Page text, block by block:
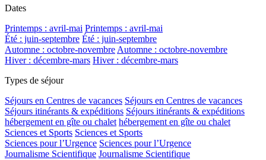
Dates
Printemps : avril-mai Printemps : avril-mai
Été : juin-septembre Été : juin-septembre
Automne : octobre-novembreAutomne : octobre-novembre
Hiver : décembre-mars Hiver : décembre-mars
Types de séjour
Séjours en Centres de vacances Séjours en Centres de vacances
Séjours itinérants & expéditions Séjours itinérants & expéditions
hébergement en gîte ou chalet hébergement en gîte ou chalet
Sciences et Sports Sciences et Sports
Sciences pour l’Urgence Sciences pour l’Urgence
Journalisme Scientifique Journalisme Scientifique